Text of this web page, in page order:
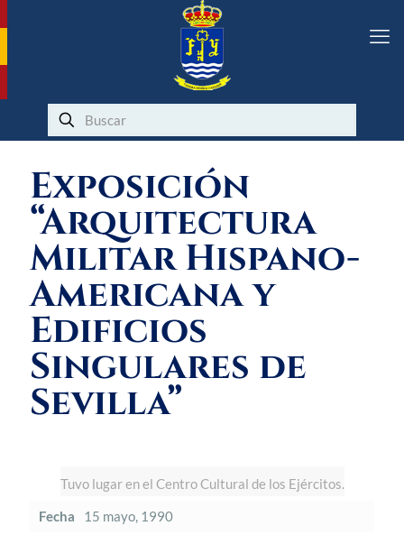
Exposición
“Arquitectura
Militar Hispano-
Americana y
Edificios
Singulares de
Sevilla”
Tuvo lugar en el Centro Cultural de los Ejércitos.
Fecha
15 mayo, 1990